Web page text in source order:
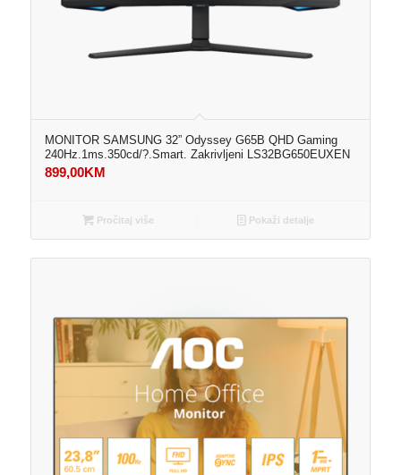
MONITOR SAMSUNG 32” Odyssey G65B QHD Gaming
240Hz.1ms.350cd/?.Smart. Zakrivljeni LS32BG650EUXEN
899,00KM
Pročitaj više Pokaži detalje